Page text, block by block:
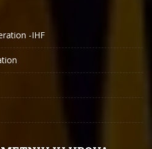
-IHF